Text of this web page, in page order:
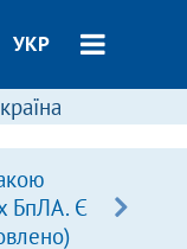
УКР
БпЛА. Є